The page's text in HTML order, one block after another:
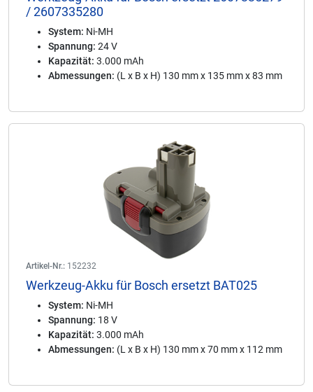
/ 2607335280
System: Ni-MH
Spannung: 24 V
Kapazität: 3.000 mAh
Abmessungen: (L x B x H) 130 mm x 135 mm x 83 mm
Artikel-Nr.: 152232
Werkzeug-Akku für Bosch ersetzt BAT025
System: Ni-MH
Spannung: 18 V
Kapazität: 3.000 mAh
Abmessungen: (L x B x H) 130 mm x 70 mm x 112 mm